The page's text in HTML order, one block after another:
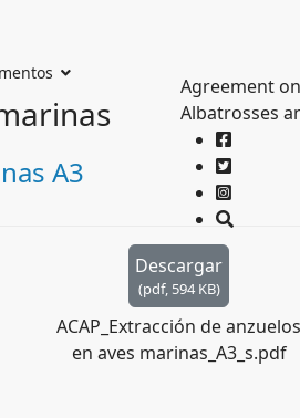
Agreement
Albatrosses
A3
Descargar
(pdf, 594 KB)
ACAP_Extracción de anzuelos
en aves marinas_A3_s.pdf